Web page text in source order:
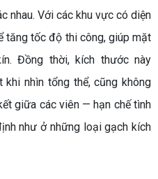
nhau. Với các khu vực có diện
tăng tốc độ thi công, giúp mặt
Đồng thời, kích thước này
nhìn tổng thể, cũng không
giữa các viên — hạn chế tình
như ở những loại gạch kích